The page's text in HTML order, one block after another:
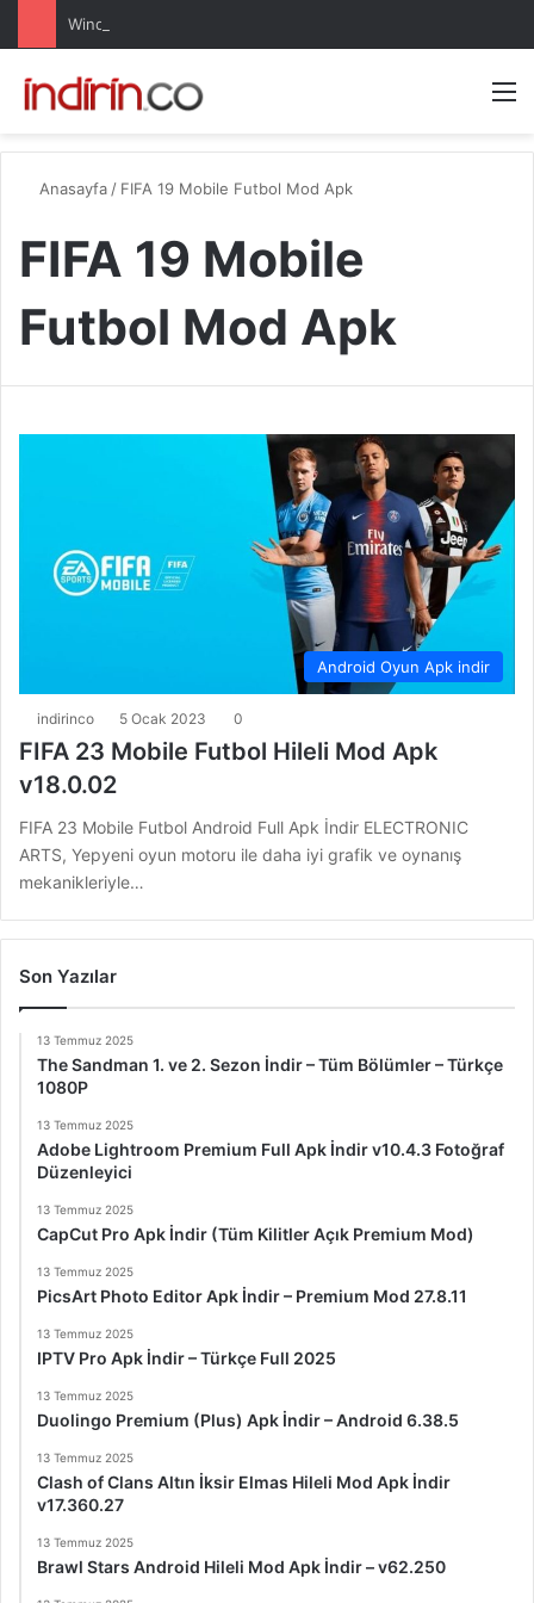
Windows 10 Pro indir – Türkçe – Güncel 2025
Anasayfa / FIFA 19 Mobile Futbol Mod Apk
FIFA 19 Mobile
Futbol Mod Apk
Android Oyun Apk indir
indirinco 5 Ocak 2023 0
FIFA 23 Mobile Futbol Hileli Mod Apk
v18.0.02
FIFA 23 Mobile Futbol Android Full Apk İndir ELECTRONIC
ARTS, Yepyeni oyun motoru ile daha iyi grafik ve oynanış
mekanikleriyle…
Son Yazılar
13 Temmuz 2025
The Sandman 1. ve 2. Sezon İndir – Tüm Bölümler – Türkçe
1080P
13 Temmuz 2025
Adobe Lightroom Premium Full Apk İndir v10.4.3 Fotoğraf
Düzenleyici
13 Temmuz 2025
CapCut Pro Apk İndir (Tüm Kilitler Açık Premium Mod)
13 Temmuz 2025
PicsArt Photo Editor Apk İndir – Premium Mod 27.8.11
13 Temmuz 2025
IPTV Pro Apk İndir – Türkçe Full 2025
13 Temmuz 2025
Duolingo Premium (Plus) Apk İndir – Android 6.38.5
13 Temmuz 2025
Clash of Clans Altın İksir Elmas Hileli Mod Apk İndir
v17.360.27
13 Temmuz 2025
Brawl Stars Android Hileli Mod Apk İndir – v62.250